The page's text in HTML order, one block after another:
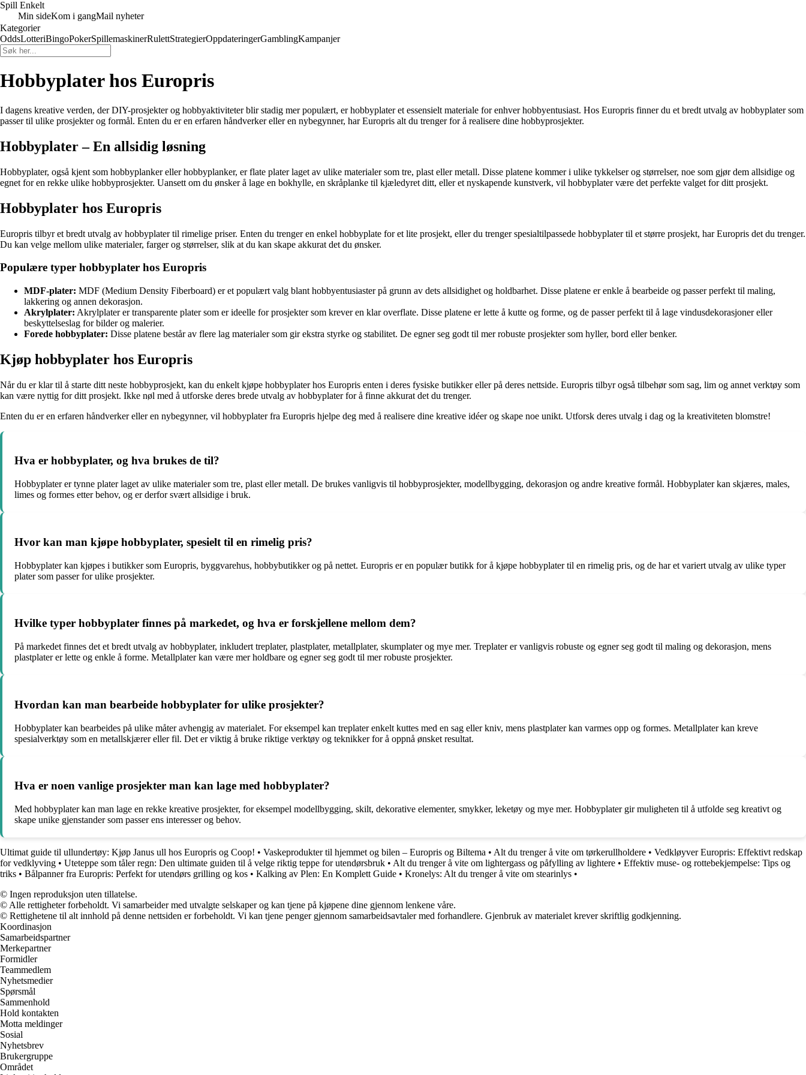
Spill Enkelt
Min sideKom i gangMail nyheter
Kategorier
OddsLotteriBingoPokerSpillemaskinerRulettStrategierOppdateringerGamblingKampanjer
Hobbyplater hos Europris
I dagens kreative verden, der DIY-prosjekter og hobbyaktiviteter blir stadig mer populært, er hobbyplater et essensielt materiale for enhver hobbyentusiast. Hos Europris finner du et bredt utvalg av hobbyplater som
passer til ulike prosjekter og formål. Enten du er en erfaren håndverker eller en nybegynner, har Europris alt du trenger for å realisere dine hobbyprosjekter.
Hobbyplater – En allsidig løsning
Hobbyplater, også kjent som hobbyplanker eller hobbyplanker, er flate plater laget av ulike materialer som tre, plast eller metall. Disse platene kommer i ulike tykkelser og størrelser, noe som gjør dem allsidige og
egnet for en rekke ulike hobbyprosjekter. Uansett om du ønsker å lage en bokhylle, en skråplanke til kjæledyret ditt, eller et nyskapende kunstverk, vil hobbyplater være det perfekte valget for ditt prosjekt.
Hobbyplater hos Europris
Europris tilbyr et bredt utvalg av hobbyplater til rimelige priser. Enten du trenger en enkel hobbyplate for et lite prosjekt, eller du trenger spesialtilpassede hobbyplater til et større prosjekt, har Europris det du trenger.
Du kan velge mellom ulike materialer, farger og størrelser, slik at du kan skape akkurat det du ønsker.
Populære typer hobbyplater hos Europris
MDF-plater: MDF (Medium Density Fiberboard) er et populært valg blant hobbyentusiaster på grunn av dets allsidighet og holdbarhet. Disse platene er enkle å bearbeide og passer perfekt til maling,
lakkering og annen dekorasjon.
Akrylplater: Akrylplater er transparente plater som er ideelle for prosjekter som krever en klar overflate. Disse platene er lette å kutte og forme, og de passer perfekt til å lage vindusdekorasjoner eller
beskyttelseslag for bilder og malerier.
Forede hobbyplater: Disse platene består av flere lag materialer som gir ekstra styrke og stabilitet. De egner seg godt til mer robuste prosjekter som hyller, bord eller benker.
Kjøp hobbyplater hos Europris
Når du er klar til å starte ditt neste hobbyprosjekt, kan du enkelt kjøpe hobbyplater hos Europris enten i deres fysiske butikker eller på deres nettside. Europris tilbyr også tilbehør som sag, lim og annet verktøy som
kan være nyttig for ditt prosjekt. Ikke nøl med å utforske deres brede utvalg av hobbyplater for å finne akkurat det du trenger.
Enten du er en erfaren håndverker eller en nybegynner, vil hobbyplater fra Europris hjelpe deg med å realisere dine kreative idéer og skape noe unikt. Utforsk deres utvalg i dag og la kreativiteten blomstre!
Hva er hobbyplater, og hva brukes de til?
Hobbyplater er tynne plater laget av ulike materialer som tre, plast eller metall. De brukes vanligvis til hobbyprosjekter, modellbygging, dekorasjon og andre kreative formål. Hobbyplater kan skjæres, males,
limes og formes etter behov, og er derfor svært allsidige i bruk.
Hvor kan man kjøpe hobbyplater, spesielt til en rimelig pris?
Hobbyplater kan kjøpes i butikker som Europris, byggvarehus, hobbybutikker og på nettet. Europris er en populær butikk for å kjøpe hobbyplater til en rimelig pris, og de har et variert utvalg av ulike typer
plater som passer for ulike prosjekter.
Hvilke typer hobbyplater finnes på markedet, og hva er forskjellene mellom dem?
På markedet finnes det et bredt utvalg av hobbyplater, inkludert treplater, plastplater, metallplater, skumplater og mye mer. Treplater er vanligvis robuste og egner seg godt til maling og dekorasjon, mens
plastplater er lette og enkle å forme. Metallplater kan være mer holdbare og egner seg godt til mer robuste prosjekter.
Hvordan kan man bearbeide hobbyplater for ulike prosjekter?
Hobbyplater kan bearbeides på ulike måter avhengig av materialet. For eksempel kan treplater enkelt kuttes med en sag eller kniv, mens plastplater kan varmes opp og formes. Metallplater kan kreve
spesialverktøy som en metallskjærer eller fil. Det er viktig å bruke riktige verktøy og teknikker for å oppnå ønsket resultat.
Hva er noen vanlige prosjekter man kan lage med hobbyplater?
Med hobbyplater kan man lage en rekke kreative prosjekter, for eksempel modellbygging, skilt, dekorative elementer, smykker, leketøy og mye mer. Hobbyplater gir muligheten til å utfolde seg kreativt og
skape unike gjenstander som passer ens interesser og behov.
Ultimat guide til ullundertøy: Kjøp Janus ull hos Europris og Coop! • Vaskeprodukter til hjemmet og bilen – Europris og Biltema • Alt du trenger å vite om tørkerullholdere • Vedkløyver Europris: Effektivt redskap
for vedklyving • Uteteppe som tåler regn: Den ultimate guiden til å velge riktig teppe for utendørsbruk • Alt du trenger å vite om lightergass og påfylling av lightere • Effektiv muse- og rottebekjempelse: Tips og
triks • Bålpanner fra Europris: Perfekt for utendørs grilling og kos • Kalking av Plen: En Komplett Guide • Kronelys: Alt du trenger å vite om stearinlys •
© Ingen reproduksjon uten tillatelse.
© Alle rettigheter forbeholdt. Vi samarbeider med utvalgte selskaper og kan tjene på kjøpene dine gjennom lenkene våre.
© Rettighetene til alt innhold på denne nettsiden er forbeholdt. Vi kan tjene penger gjennom samarbeidsavtaler med forhandlere. Gjenbruk av materialet krever skriftlig godkjenning.
Koordinasjon
Samarbeidspartner
Merkepartner
Formidler
Teammedlem
Nyhetsmedier
Spørsmål
Sammenhold
Hold kontakten
Motta meldinger
Sosial
Nyhetsbrev
Brukergruppe
Området